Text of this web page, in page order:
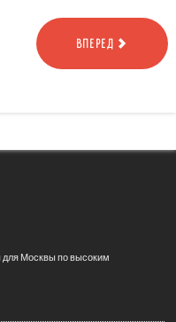
ВПЕРЕД
для Москвы по высоким